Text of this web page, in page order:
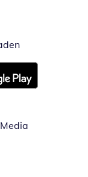
Öffnet in
Fenster
Fenster
neuem Fenster